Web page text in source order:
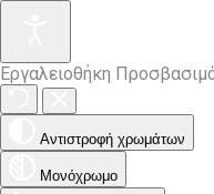
Εργαλειοθήκη
Αντιστροφή χρωμάτων
Μονόχρωμο